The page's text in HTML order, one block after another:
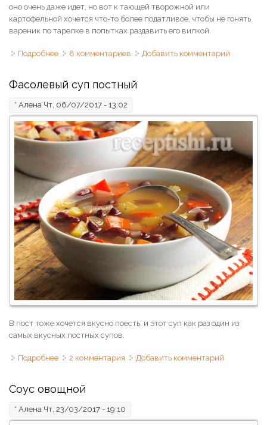
оно очень даже идет, но вот к тающей творожной или
картофельной хочется что-то более податливое, чтобы не гонять
вареник по тарелке в попытках раздавить его вилкой.
Подробнее о Тесто для вареников на кипятке
8 комментариев Добавить комментарий
Фасолевый суп постный
* Алена Чт, 06/07/2017 - 13:02
В пост тоже хочется вкусно поесть, и этот суп как раз один из
самых вкусных постных супов.
Подробнее о Фасолевый суп постный
2 комментария Добавить комментарий
Соус овощной
* Алена Чт, 23/03/2017 - 19:10